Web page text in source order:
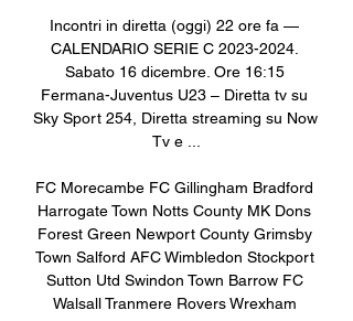
Incontri in diretta (oggi) 22 ore fa —
CALENDARIO SERIE C 2023-2024.
Sabato 16 dicembre. Ore 16:15
Fermana-Juventus U23 – Diretta tv su
Sky Sport 254, Diretta streaming su Now
Tv e ...
FC Morecambe FC Gillingham Bradford
Harrogate Town Notts County MK Dons
Forest Green Newport County Grimsby
Town Salford AFC Wimbledon Stockport
Sutton Utd Swindon Town Barrow FC
Walsall Tranmere Rovers Wrexham